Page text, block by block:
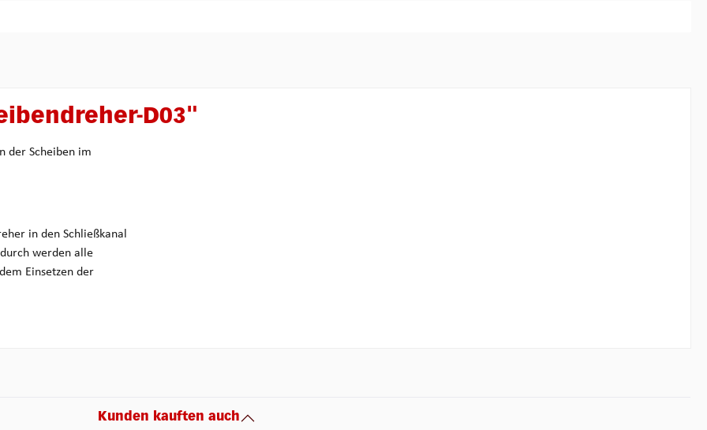
D03"
der Scheiben im
in den Schließkanal
werden alle
Einsetzen der
Kunden kauften auch